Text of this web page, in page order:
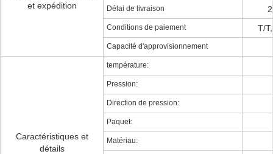
et expédition
Délai de livraison
Conditions de paiement T/
Capacité d'approvisionnement
Caractéristiques et
détails
température:
Pression:
Direction de pression:
Paquet:
Matériau: